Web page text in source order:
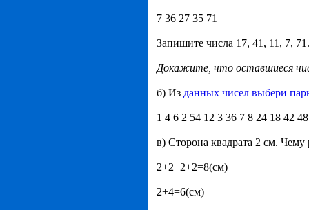
7 36 27 35 71
Запишите числа 17, 41, 11, 7,
Докажите, что оставшиеся
б) Из данных чисел выбери
1 4 6 2 54 12 3 36 7 8 24 18 42
в) Сторона квадрата 2 см.
2+2+2+2=8(см)
2+4=6(см)